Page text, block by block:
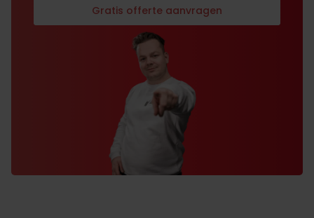
Gratis offerte aanvragen